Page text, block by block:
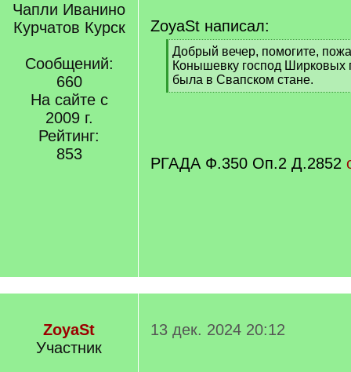
Чапли Иванино
Курчатов Курск
Сообщений:
660
На сайте с
2009 г.
Рейтинг:
853
ZoyaSt написал:
[
q
]
Добрый вечер, помогите,
Конышевку господ Ширковых
была в Свапском стане.
[
РГАДА Ф.350 Оп.2 Д.2852
ZoyaSt
Участник
13 дек. 2024 20:12